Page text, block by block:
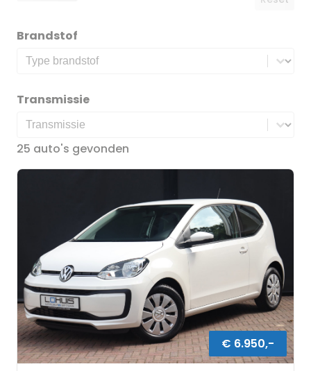
Brandstof
Brandstof
Brandstof
Transmissie
Transmissie
Transmissie
25 auto's gevonden
€ 6.950,-